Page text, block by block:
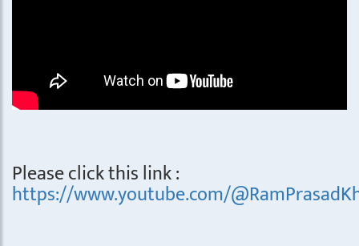
Please click this link :
https://www.youtube.com/